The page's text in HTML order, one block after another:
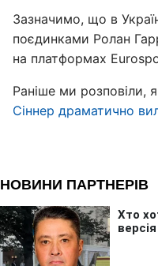
Зазначимо, що в
поєдинками Ролан
на платформах
Раніше ми розповіли,
Сіннер драматично